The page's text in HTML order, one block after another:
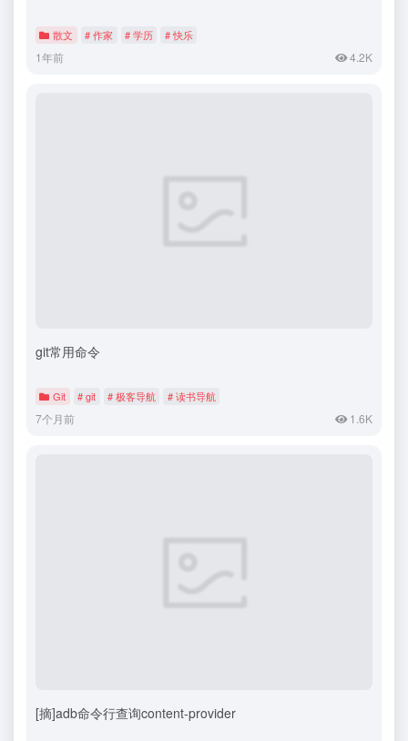
散文 # 作家 # 学历 # 快乐
1年前 4.2K
git常用命令
Git # git # 极客导航 # 读书导航
7个月前 1.6K
[摘]adb命令行查询content-provider